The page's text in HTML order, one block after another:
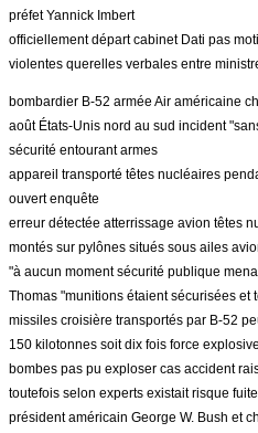
préfet Yannick Imbert
officiellement départ cabinet Dati pas
violentes querelles verbales entre
bombardier B-52 armée Air américaine
août États-Unis nord au sud incident
sécurité entourant armes
appareil transporté têtes nucléaires
ouvert enquête
erreur détectée atterrissage avion têtes
montés sur pylônes situés sous ailes
"à aucun moment sécurité publique
Thomas "munitions étaient sécurisées et
missiles croisière transportés par B-52
150 kilotonnes soit dix fois force
bombes pas pu exploser cas accident
toutefois selon experts existait risque
président américain George W. Bush et